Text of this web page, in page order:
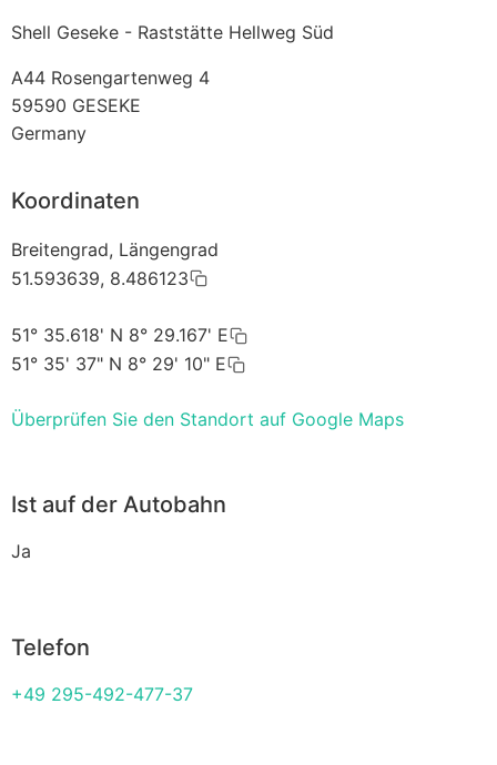
Shell Geseke - Raststätte Hellweg Süd
A44 Rosengartenweg 4
59590 GESEKE
Germany
Koordinaten
Breitengrad, Längengrad
51.593639, 8.486123
51° 35.618' N 8° 29.167' E
51° 35' 37" N 8° 29' 10" E
Überprüfen Sie den Standort auf Google Maps
Ist auf der Autobahn
Ja
Telefon
+49 295-492-477-37